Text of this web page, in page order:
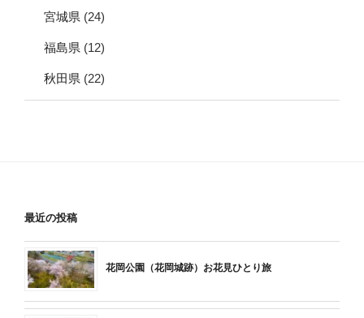
宮城県 (24)
福島県 (12)
秋田県 (22)
最近の投稿
花岡公園（花岡城跡）お花見ひとり旅